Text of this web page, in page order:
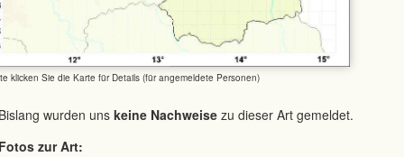
klicken Sie die Karte für Details (für angemeldete Personen)
wurden uns keine Nachweise zu dieser Art gemeldet.
zur Art: